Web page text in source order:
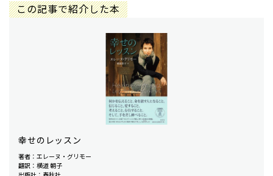
この記事で紹介した本
幸せのレッスン
著者：エレーヌ・グリモー
翻訳：横道 朝子